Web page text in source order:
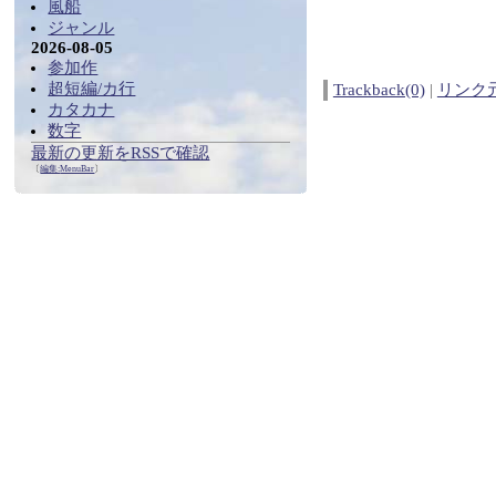
Trackback(0)| リンク
風船
ジャンル
2026-08-05
参加作
超短編/カ行
カタカナ
数字
最新の更新をRSSで確認
〔編集:MenuBar〕